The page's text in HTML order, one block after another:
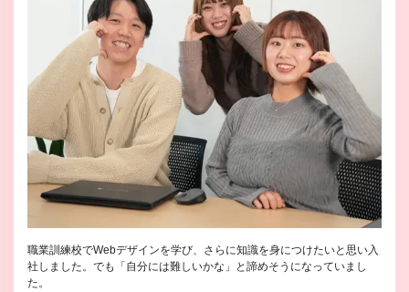
職業訓練校でWebデザインを学び、さらに知識を身につけたいと思い入
社しました。でも「自分には難しいかな」と諦めそうになっていまし
た。